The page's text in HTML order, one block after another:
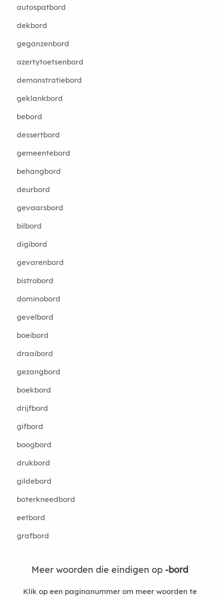
autospatbord
dekbord
geganzenbord
azertytoetsenbord
demonstratiebord
geklankbord
bebord
dessertbord
gemeentebord
behangbord
deurbord
gevaarsbord
bilbord
digibord
gevarenbord
bistrobord
dominobord
gevelbord
boeibord
draaibord
gezangbord
boekbord
drijfbord
gifbord
boogbord
drukbord
gildebord
boterkneedbord
eetbord
grafbord
Meer woorden die eindigen op -bord
Klik op een paginanummer om meer woorden te